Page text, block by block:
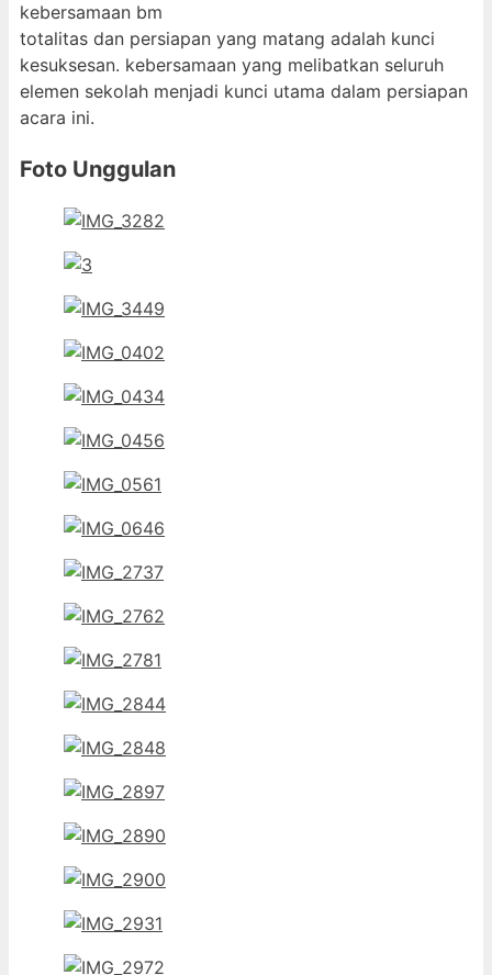
kebersamaan bm
totalitas dan persiapan yang matang adalah kunci
kesuksesan. kebersamaan yang melibatkan seluruh
elemen sekolah menjadi kunci utama dalam persiapan
acara ini.
Foto Unggulan